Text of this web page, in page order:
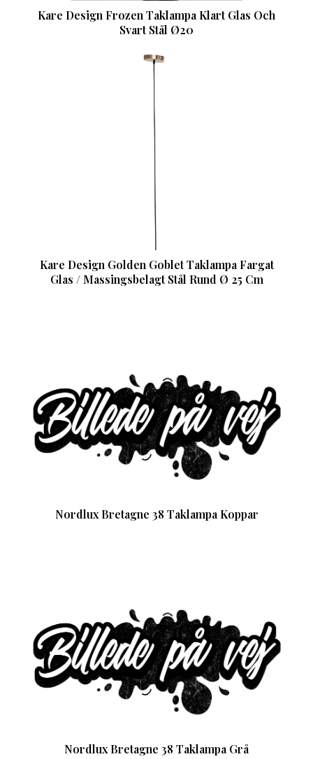
Kare Design Frozen Taklampa Klart Glas Och
Svart Stål Ø20
Kare Design Golden Goblet Taklampa Fargat
Glas / Massingsbelagt Stål Rund Ø 25 Cm
Nordlux Bretagne 38 Taklampa Koppar
Nordlux Bretagne 38 Taklampa Grå